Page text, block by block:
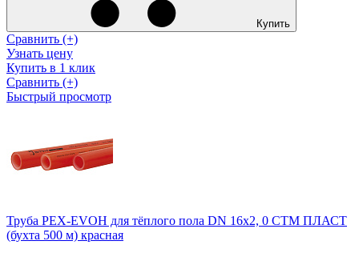
Купить
Сравнить (+)
Узнать цену
Купить в 1 клик
Сравнить (+)
Быстрый просмотр
Труба PEX-EVOH для тёплого пола DN 16х2, 0 СТМ ПЛАСТ
(бухта 500 м) красная